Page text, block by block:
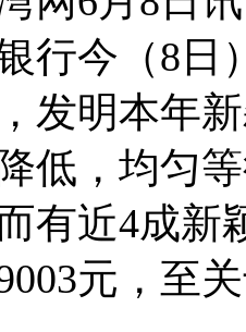
行今（8日
发明本年
低，均匀
有近4成新
元，至